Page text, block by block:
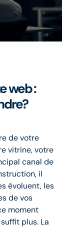
web :
de votre
vitrine, votre
canal de
il
évoluent, les
de vos
moment
plus. La